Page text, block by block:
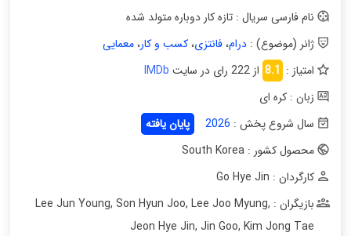
نام فارسی سریال : تازه‌ کار دوباره‌ متولد شده
ژانر (موضوع) :درام،فانتزی،کسب و کار،معمایی
امتیاز : 8.1 از 222 رای در سایت
IMDb
زبان : کره ای
سال شروع پخش : 2026
پایان یافته
محصول کشور : South Korea
کارگردان : Go Hye Jin
بازیگران : Lee Jun Young
, Son Hyun Joo, Lee Joo Myung,
Jeon Hye Jin, Jin Goo, Kim Jong Tae